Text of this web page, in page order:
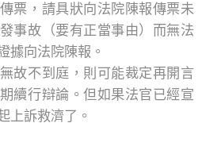
票，請具狀向法院陳報傳票未
事故（要有正當事由）而無法
據向法院陳報。
故不到庭，則可能裁定再開言
續行辯論。但如果法官已經宣
上訴救濟了。